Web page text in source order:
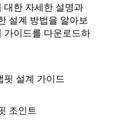
대한 자세한 설명과
설계 방법을 알아보
가이드를 다운로드하
핏 설계 가이드
조인트